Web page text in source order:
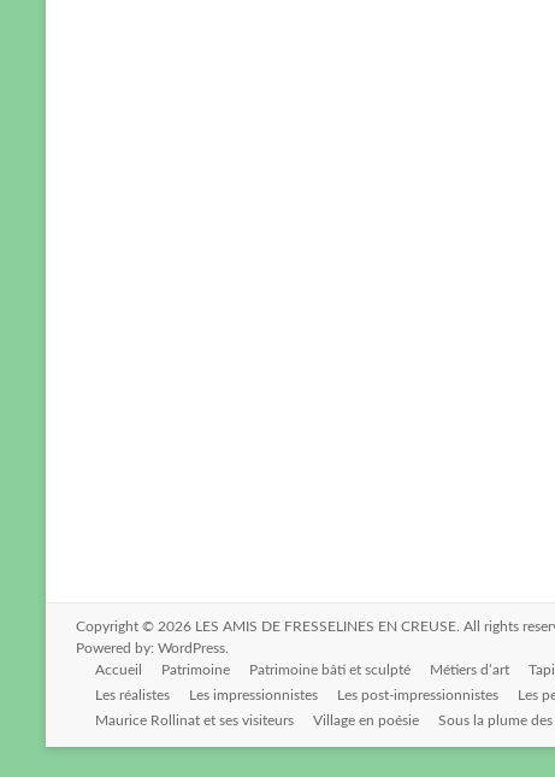
Copyright © 2026 LES AMIS DE FRESSELINES EN CREUSE . All rights
Powered by: WordPress
Accueil
Patrimoine Patrimoine bâti et sculpté Métiers d’art
Les réalistes
Les impressionnistes Les post-impressionnistes Les
Maurice Rollinat et ses visiteurs
Village en poésie Sous la plume